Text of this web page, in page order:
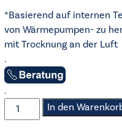
*Basierend auf internen
von Wärmepumpen- zu
mit Trocknung an der Luft
.
.
AEG
-
In den